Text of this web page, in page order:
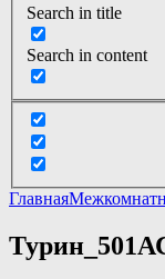
Search in title
Search in content
Главная